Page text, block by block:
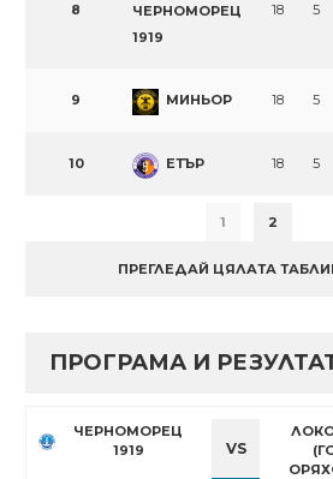
8
ЧЕРНОМОРЕЦ
1919
18 5
9 МИНЬОР 18 5
10 ЕТЪР 18 5
1 2
ПРЕГЛЕДАЙ ЦЯЛАТА
ПРОГРАМА И
ЧЕРНОМОРЕЦ
1919
VS